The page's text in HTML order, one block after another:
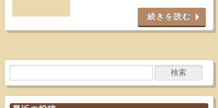
続きを読む